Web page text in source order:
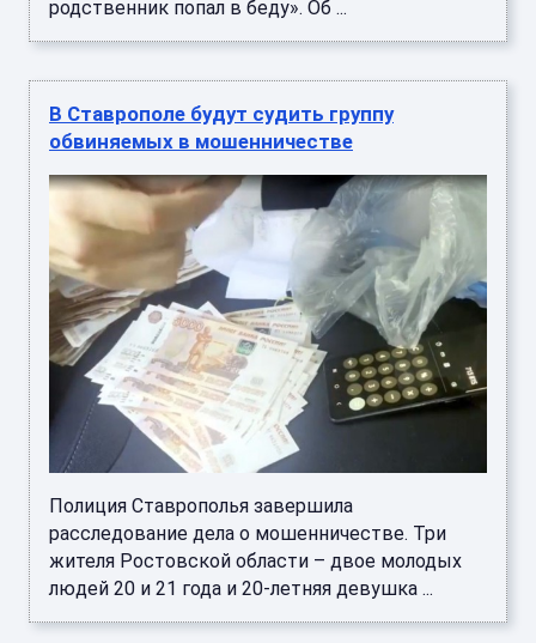
родственник попал в беду». Об ...
В Ставрополе будут судить группу
обвиняемых в мошенничестве
Полиция Ставрополья завершила
расследование дела о мошенничестве. Три
жителя Ростовской области – двое молодых
людей 20 и 21 года и 20-летняя девушка ...